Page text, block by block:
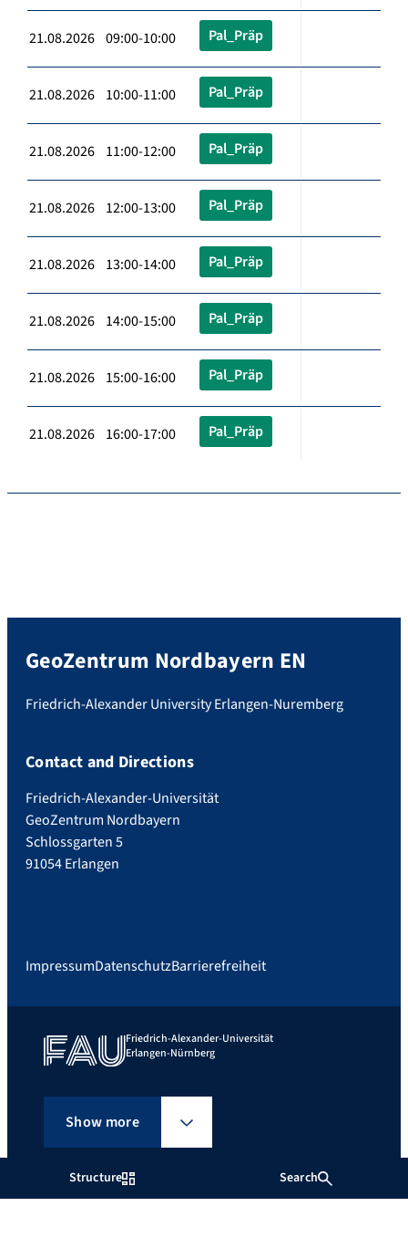
Structure Search
21.08.2026 09:00-10:00 Pal_Präp
21.08.2026 10:00-11:00 Pal_Präp
21.08.2026 11:00-12:00 Pal_Präp
21.08.2026 12:00-13:00 Pal_Präp
21.08.2026 13:00-14:00 Pal_Präp
21.08.2026 14:00-15:00 Pal_Präp
21.08.2026 15:00-16:00 Pal_Präp
21.08.2026 16:00-17:00 Pal_Präp
GeoZentrum Nordbayern EN
Friedrich-Alexander University Erlangen-Nuremberg
Contact and Directions
Friedrich-Alexander-Universität
GeoZentrum Nordbayern
Schlossgarten 5
91054 Erlangen
ImpressumDatenschutzBarrierefreiheit
Friedrich-Alexander-Universität
Erlangen-Nürnberg
Show more